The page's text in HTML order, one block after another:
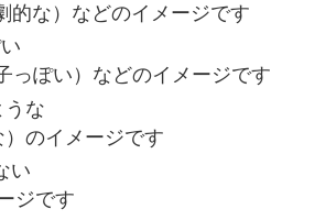
的な）などのイメージです
っぽい）などのイメージです
な
のイメージです
い
ジです